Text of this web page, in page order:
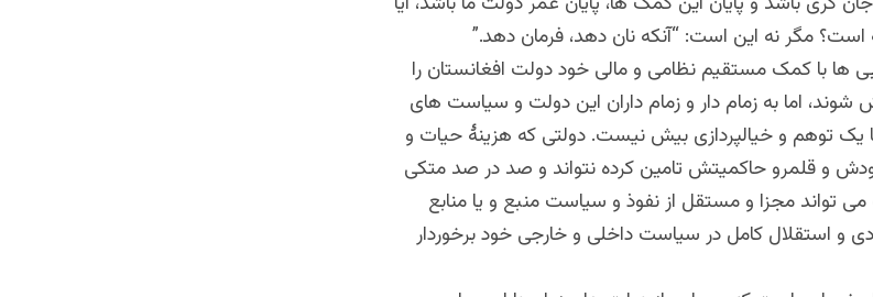
مگر نه این است: “آنکه نان دهد، فرمان دهد.”
ها با کمک مستقیم نظامی و مالی خود دولت افغانستان را
شوند، اما به زمام دار و زمام داران این دولت و سیاست های
یک توهم و خیالپردازی بیش نیست. دولتی که هزینۀ حیات و
و قلمرو حاکمیتش تامین کرده نتواند و صد در صد متکی
تواند مجزا و مستقل از نفوذ و سیاست منبع و یا منابع
و استقلال کامل در سیاست داخلی و خارجی خود برخوردار